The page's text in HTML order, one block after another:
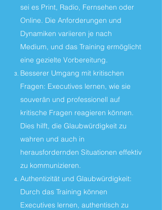
sei es Print, Radio, Fernsehen oder
Online. Die Anforderungen und
Dynamiken variieren je nach
Medium, und das Training ermöglicht
eine gezielte Vorbereitung.
Besserer Umgang mit kritischen
Fragen: Executives lernen, wie sie
souverän und professionell auf
kritische Fragen reagieren können.
Dies hilft, die Glaubwürdigkeit zu
wahren und auch in
herausfordernden Situationen effektiv
zu kommunizieren.
Authentizität und Glaubwürdigkeit:
Durch das Training können
Executives lernen, authentisch zu